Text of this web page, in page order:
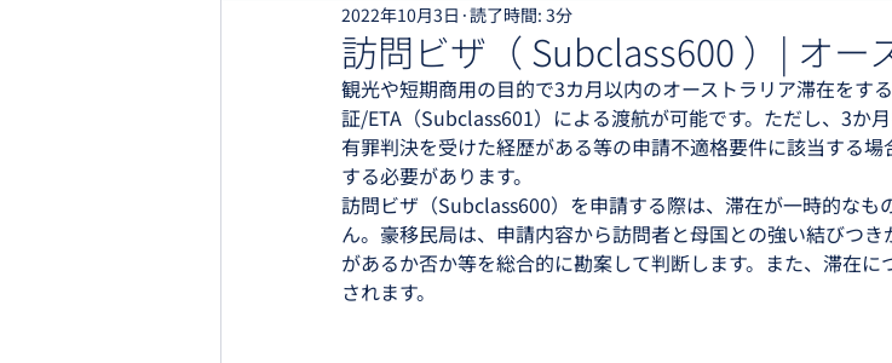
アメリカビザ オーストラリアビザ
離婚 イギリスビザ イギリスETA その他 ETIAS シ
訪問ビザ（ Subclass600 ）| オー
2022年10月3日 読了時間: 3分
観光や短期商用の目的で3カ月以内のオーストラリア滞在をす
証/ETA（Subclass601）による渡航が可能です。ただし、3か
有罪判決を受けた経歴がある等の申請不適格要件に該当する
する必要があります。
訪問ビザ（Subclass600）を申請する際は、滞在が一時的なも
ん。豪移民局は、申請内容から訪問者と母国との強い結びつ
があるか否か等を総合的に勘案して判断します。また、滞在
されます。